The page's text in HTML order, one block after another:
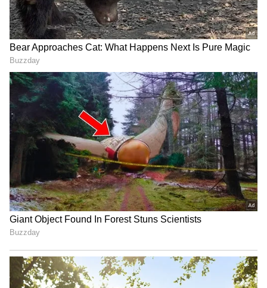
Related Articles
కోటి రూపాయలతో ఇల్లు క‌ట్టే బ‌దులు, ఇలా చేయండి..
లైఫంతా కాలు మీద కాలు వేసుకొని బ‌త‌కొచ్చు
భార‌త్‌లో ప‌గ‌టిపూట కూడా బైక్ లైట్లు ఎందుకు
వెలుగుతున్నాయి.? ఈ నిబంధ‌న ఎందుకో తెలుసా.?
5
Image Credit : Asianet News